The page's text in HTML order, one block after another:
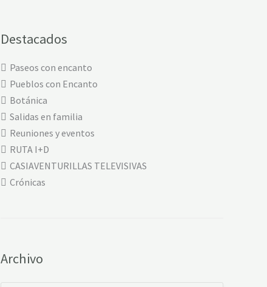
Destacados
Paseos con encanto
Pueblos con Encanto
Botánica
Salidas en familia
Reuniones y eventos
RUTA I+D
CASIAVENTURILLAS TELEVISIVAS
Crónicas
Archivo